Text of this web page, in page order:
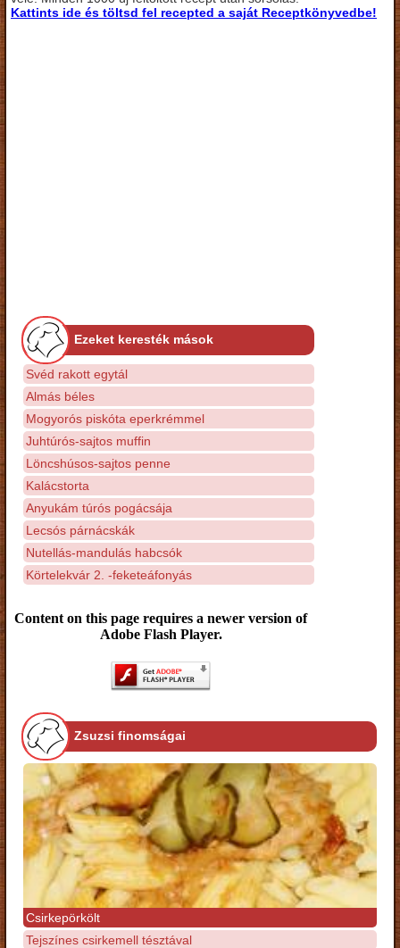
Kattints ide és töltsd fel recepted a saját Receptkönyvedbe!
Ezeket keresték mások
Svéd rakott egytál
Almás béles
Mogyorós piskóta eperkrémmel
Juhtúrós-sajtos muffin
Löncshúsos-sajtos penne
Kalácstorta
Anyukám túrós pogácsája
Lecsós párnácskák
Nutellás-mandulás habcsók
Körtelekvár 2. -feketeáfonyás
Content on this page requires a newer version of
Adobe Flash Player.
Zsuzsi finomságai
Csirkepörkölt
Tejszínes csirkemell tésztával